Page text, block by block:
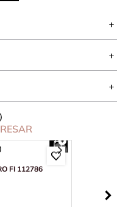
FI 112786